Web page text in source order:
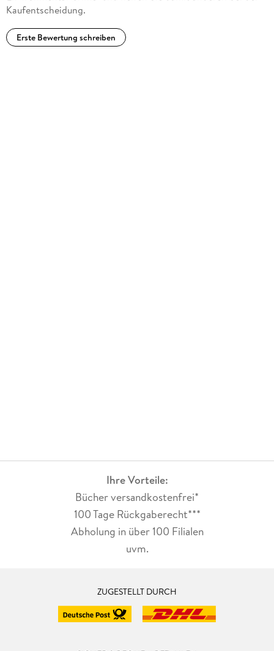
Kaufentscheidung.
Erste Bewertung schreiben
Ihre Vorteile:
Bücher versandkostenfrei*
100 Tage Rückgaberecht***
Abholung in über 100 Filialen
uvm.
ZUGESTELLT DURCH